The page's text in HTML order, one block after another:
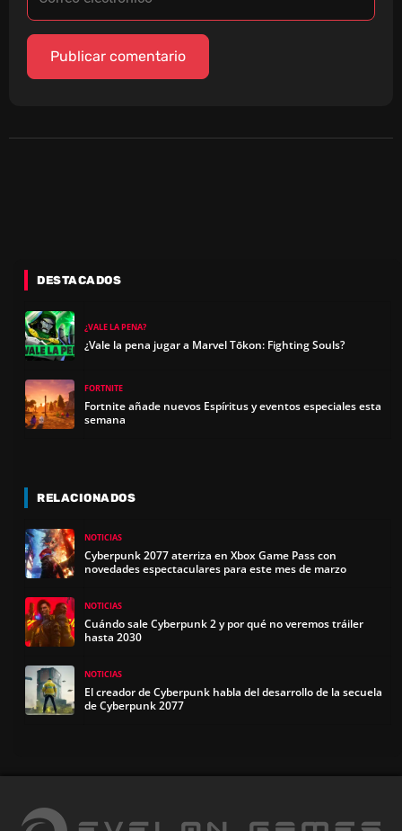
DESTACADOS
¿VALE LA PENA?
¿Vale la pena jugar a Marvel Tōkon: Fighting Souls?
FORTNITE
Fortnite añade nuevos Espíritus y eventos especiales esta
semana
RELACIONADOS
NOTICIAS
Cyberpunk 2077 aterriza en Xbox Game Pass con
novedades espectaculares para este mes de marzo
NOTICIAS
Cuándo sale Cyberpunk 2 y por qué no veremos tráiler
hasta 2030
NOTICIAS
El creador de Cyberpunk habla del desarrollo de la secuela
de Cyberpunk 2077